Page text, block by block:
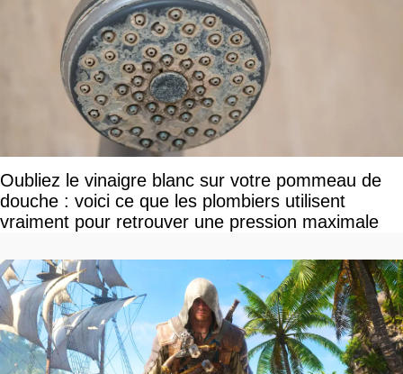
Oubliez le vinaigre blanc sur votre pommeau de
douche : voici ce que les plombiers utilisent
vraiment pour retrouver une pression maximale